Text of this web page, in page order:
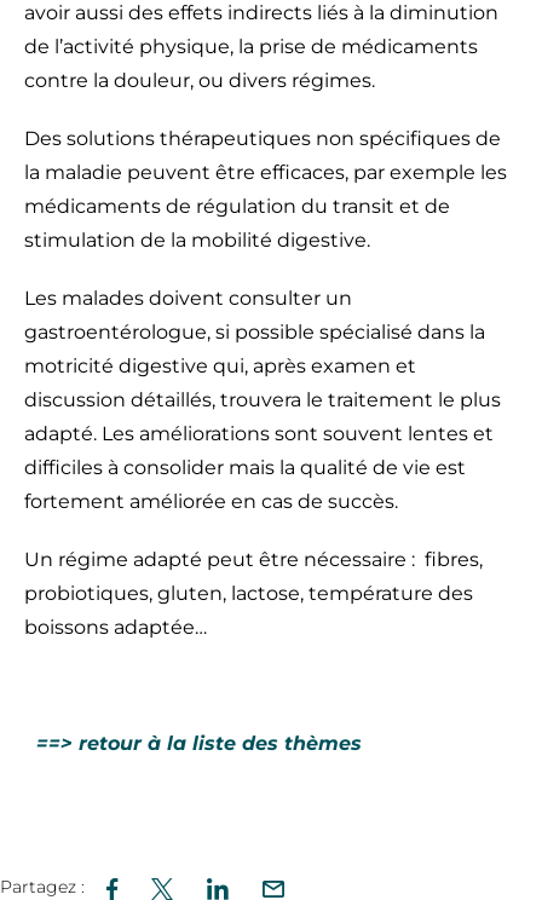
avoir aussi des effets indirects liés à la diminution
de l’activité physique, la prise de médicaments
contre la douleur, ou divers régimes.
Des solutions thérapeutiques non spécifiques de
la maladie peuvent être efficaces, par exemple les
médicaments de régulation du transit et de
stimulation de la mobilité digestive.
Les malades doivent consulter un
gastroentérologue, si possible spécialisé dans la
motricité digestive qui, après examen et
discussion détaillés, trouvera le traitement le plus
adapté. Les améliorations sont souvent lentes et
difficiles à consolider mais la qualité de vie est
fortement améliorée en cas de succès.
Un régime adapté peut être nécessaire : fibres,
probiotiques, gluten, lactose, température des
boissons adaptée…
==> retour à la liste des thèmes
Partagez :